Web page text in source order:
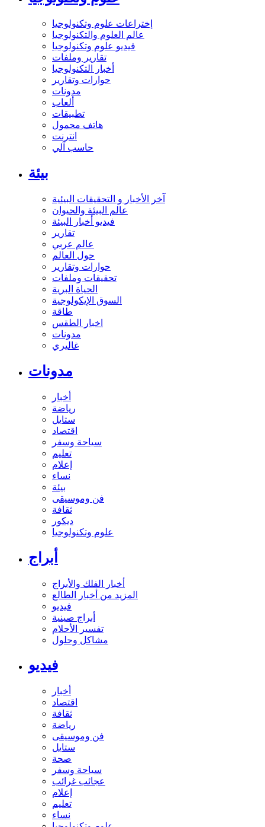
إختراعات علوم وتكنولوجيا
عالم العلوم والتكنولوجيا
فيديو علوم وتكنولوجيا
تقارير وملفات
أخبار التكنولوجيا
حوارات وتقارير
مدونات
ألعاب
تطبيقات
هاتف محمول
انترنت
حاسب آلي
بيئة
آخر الأخبار و التحقيقات البيئية
عالم البيئة والحيوان
فيديو أخبار البيئة
تقارير
عالم عربي
حول العالم
حوارات وتقارير
تحقيقات وملفات
الحياة البرية
السوق الإيكولوجية
طاقة
اخبار الطقس
مدونات
غاليري
مدونات
أخبار
رياضة
ستايل
اقتصاد
سياحة وسفر
تعليم
إعلام
نساء
بيئة
فن وموسيقى
ثقافة
ديكور
علوم وتكنولوجيا
أبراج
أخبار الفلك والأبراج
المزيد من أخبار الطالع
فيديو
أبراج صينية
تفسير الأحلام
مشاكل وحلول
فيديو
أخبار
اقتصاد
ثقافة
رياضة
فن وموسيقى
ستايل
صحة
سياحة وسفر
عجائب غرائب
إعلام
تعليم
نساء